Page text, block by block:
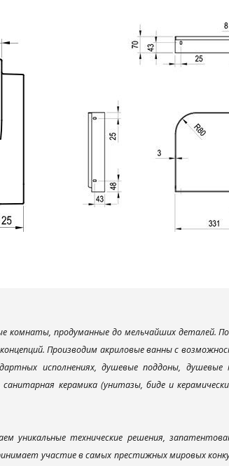
комнаты, продуманные до мельчайших деталей.
Производим акриловые ванны с
исполнениях, душевые поддоны,
керамика (унитазы, биде и
уникальные технические решения,
участие в самых престижных мировых